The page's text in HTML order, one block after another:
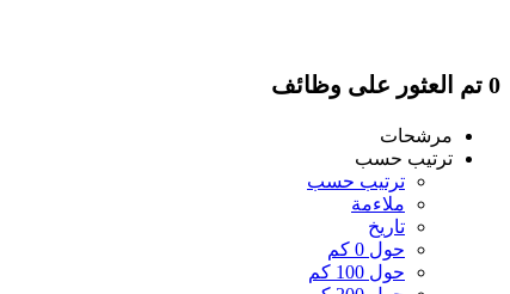
0 تم العثور على وظائف
مرشحات
ترتيب حسب
ترتيب حسب
ملاءمة
تاريخ
حول 0 كم
حول 100 كم